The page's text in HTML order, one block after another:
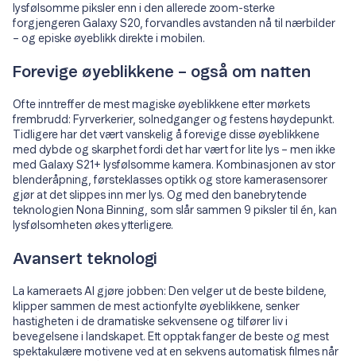
lysfølsomme piksler enn i den allerede zoom-sterke
forgjengeren Galaxy S20, forvandles avstanden nå til nærbilder
– og episke øyeblikk direkte i mobilen.
Forevige øyeblikkene – også om natten
Ofte inntreffer de mest magiske øyeblikkene etter mørkets
frembrudd: Fyrverkerier, solnedganger og festens høydepunkt.
Tidligere har det vært vanskelig å forevige disse øyeblikkene
med dybde og skarphet fordi det har vært for lite lys – men ikke
med Galaxy S21+ lysfølsomme kamera. Kombinasjonen av stor
blenderåpning, førsteklasses optikk og store kamerasensorer
gjør at det slippes inn mer lys. Og med den banebrytende
teknologien Nona Binning, som slår sammen 9 piksler til én, kan
lysfølsomheten økes ytterligere.
Avansert teknologi
La kameraets AI gjøre jobben: Den velger ut de beste bildene,
klipper sammen de mest actionfylte øyeblikkene, senker
hastigheten i de dramatiske sekvensene og tilfører liv i
bevegelsene i landskapet. Ett opptak fanger de beste og mest
spektakulære motivene ved at en sekvens automatisk filmes når